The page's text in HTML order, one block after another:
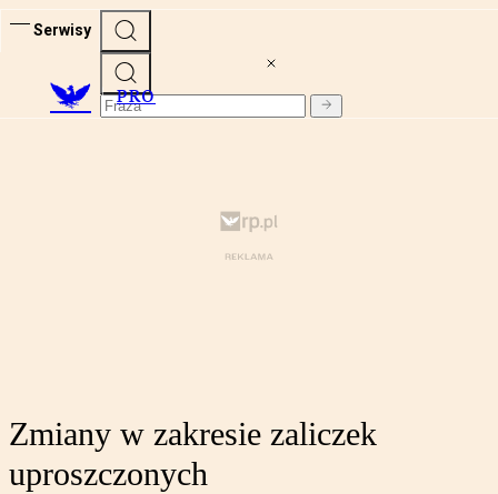
Serwisy
PRO
Zmiany w zakresie zaliczek
uproszczonych